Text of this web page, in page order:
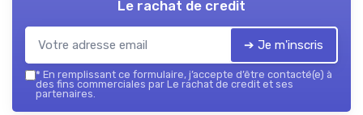
Le rachat de credit
➔ Je m'inscris
* En remplissant ce formulaire, j’accepte d’être contacté(e) à
des fins commerciales par Le rachat de credit et ses
partenaires.